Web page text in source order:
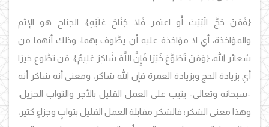
{فَمَنْ حَجَّ الْبَيْتَ أَوِ اعتمر فَلا جُنَاحَ عَلَيْهِ}، الجناح هو الإثم
والمؤاخذة، أي لا مؤاخذة عليه أن يطَّوف بهما، وذلك أنهما من
شعائر الله، {وَمَنْ تَطَوَّعَ خَيْرًا فَإِنَّ اللَّهَ شَاكِرٌ عَلِيمٌ}، مَن تطَّوع خيرًا
أي بزيادة الحج وبزيادة العمرة فإن الله شاكر، ومعنى أنه شاكر أنه
-سبحانه وتعالى- يثيب على العمل القليل بالأجر والثواب الجزيل،
وهذا معنى الشكر؛ فالشكر مقابلة العمل القليل بثوابٍ وجزاءٍ كثير،